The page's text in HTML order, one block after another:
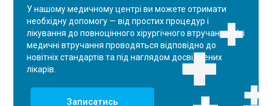
У нашому медичному центрі ви можете отримати
необхідну допомогу — від простих процедур і
лікування до повноцінного хірургічного втручання. Усі
медичні втручання проводяться відповідно до
новітніх стандартів та під наглядом досвідчених
лікарів.
Записатись